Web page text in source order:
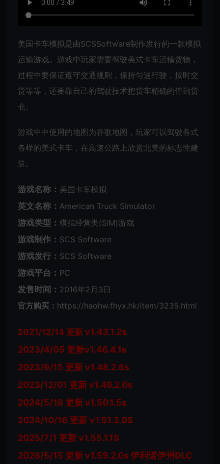
美国卡车模拟是由SCSSoftware制作发行的一款模拟
运输游戏。游戏中玩家需要驾驶美式卡车运输货物，
过程中要保证遵守交通规则，保持匀速行驶，按时交
货等等，还要靠自己的驾驶技术把货车精确的停到货
仓。
游戏中中使用的地图为谷歌地图，玩家可以驾驶各式
各样的美式卡车，在高速公路上欣赏北美的标志性建
筑。
游戏名称： 美国卡车模拟
英文名称： American Truck Simulator
游戏类型： 模拟经营类(SIM)游戏
游戏制作： SCS Software
游戏发行： SCS Software
游戏平台： PC
发售时间： 2016年2月3日
官方购买： https://haohw.fhyx.hk/item/3235.html
2021/12/14 更新 v1.43.1.2s
2023/4/05 更新v1.46.4.1s
2023/9/15 更新 v1.48.2.6s
2023/12/01 更新 v1.49.2.0s
2024/5/18 更新 v1.50.1.5s
2024/10/16 更新 v1.51.3.0S
2025/7/1 更新 v1.55.1.1S
2026/5/15 更新 v1.59.2.0s 伊利诺伊州DLC